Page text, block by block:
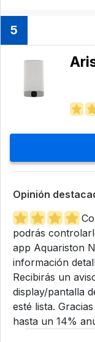
5
Opinión
podrás
app Aquariston
información
Recibirás un
display/pantalla
esté lista.
hasta un 14%